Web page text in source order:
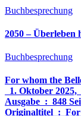
Buchbesprechung
2050 – Überleben
Buchbesprechung
For whom the
1. Oktober
Ausgabe ‏ : ‎ 848 Seiten, ISBN-13 ‏ : ‎ 978-3764533694,